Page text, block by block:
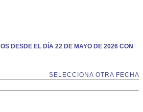
DESDE EL DÍA 22 DE MAYO DE 2026 CON
SELECCIONA OTRA FECHA